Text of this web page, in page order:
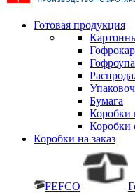
Готовая продукция
Бумага
Коробки
Коробки
Коробки на заказ
FEFCO